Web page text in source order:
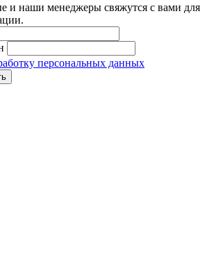
и наши менеджеры свяжутся с вами для
персональных данных